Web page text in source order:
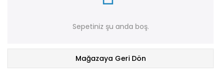
Sepetiniz şu anda boş.
Mağazaya Geri Dön